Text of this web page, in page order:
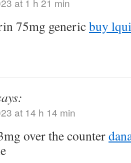
at 1 h 21 min
75mg genericbuy
at 14 h 14 min
over the counter